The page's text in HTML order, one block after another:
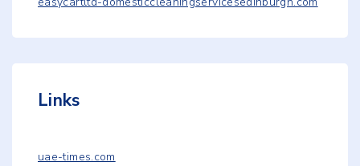
Links
uae-times.com